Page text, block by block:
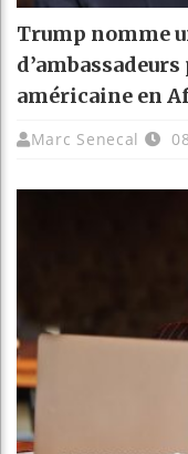
Trump nomme
américaine en
Marc Senecal